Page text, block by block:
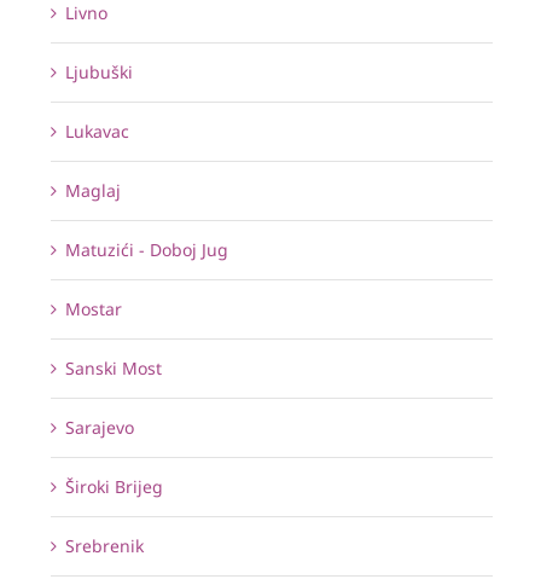
Livno
Ljubuški
Lukavac
Maglaj
Matuzići - Doboj Jug
Mostar
Sanski Most
Sarajevo
Široki Brijeg
Srebrenik